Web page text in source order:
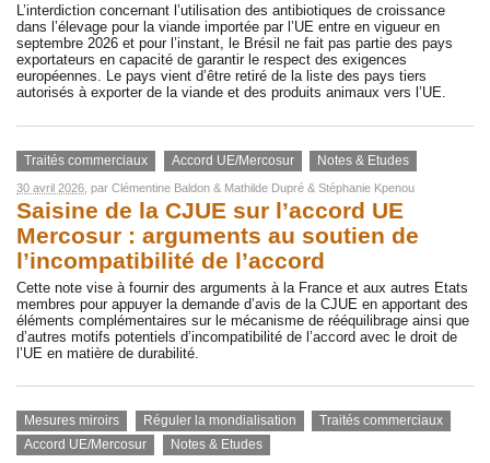
L’interdiction concernant l’utilisation des antibiotiques de croissance
dans l’élevage pour la viande importée par l’UE entre en vigueur en
septembre 2026 et pour l’instant, le Brésil ne fait pas partie des pays
exportateurs en capacité de garantir le respect des exigences
européennes. Le pays vient d’être retiré de la liste des pays tiers
autorisés à exporter de la viande et des produits animaux vers l’UE.
Traités commerciaux Accord UE/Mercosur Notes & Etudes
30 avril 2026 , par Clémentine Baldon & Mathilde Dupré & Stéphanie Kpenou
Saisine de la CJUE sur l’accord UE
Mercosur : arguments au soutien de
l’incompatibilité de l’accord
Cette note vise à fournir des arguments à la France et aux autres Etats
membres pour appuyer la demande d’avis de la CJUE en apportant des
éléments complémentaires sur le mécanisme de rééquilibrage ainsi que
d’autres motifs potentiels d’incompatibilité de l’accord avec le droit de
l’UE en matière de durabilité.
Mesures miroirs Réguler la mondialisation
Traités commerciaux
Accord UE/Mercosur
Notes & Etudes